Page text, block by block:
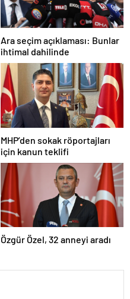
Ara seçim açıklaması: Bunlar
ihtimal dahilinde
MHP’den sokak röportajları
için kanun teklifi
Özgür Özel, 32 anneyi aradı